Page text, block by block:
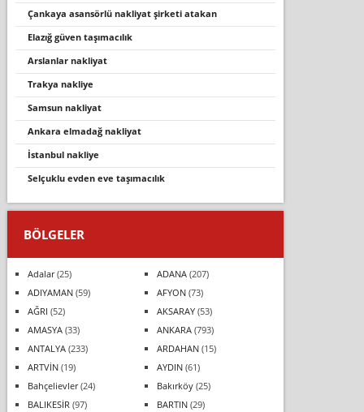
çankaya asansörlü nakliyat şirketi atakan
elazığ güven taşımacılık
arslanlar nakliyat
trakya nakli̇ye
samsun nakliyat
ankara elmadağ nakliyat
i̇stanbul nakli̇ye
selçuklu evden eve taşımacılık
BÖLGELER
Adalar(25) ADANA(207)
ADIYAMAN(59) AFYON(73)
AĞRI (52) AKSARAY(53)
AMASYA(33) ANKARA(793)
ANTALYA(233) ARDAHAN(15)
ARTVİN(19) AYDIN(61)
Bahçelievler(24) Bakırköy(25)
BALIKESİR (97) BARTIN(29)